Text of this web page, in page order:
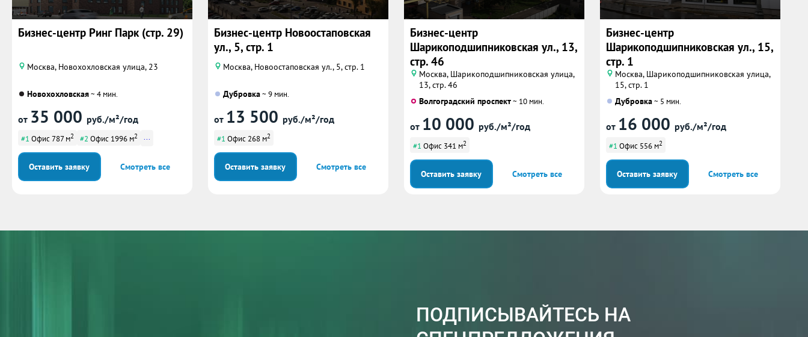
Бизнес-центр Ринг Парк (стр. 29)
Москва, Новохохловская улица, 23
Новохохловская~ 4 мин.
от 35 000 руб./м²/год
#1 Офис 787 м2 #2 Офис 1996 м2 ...
Оставить заявку Смотреть все
Бизнес-центр Новоостаповская
ул., 5, стр. 1
Москва, Новоостаповская ул., 5, стр. 1
Дубровка~ 9 мин.
от 13 500 руб./м²/год
#1 Офис 268 м2
Оставить заявку Смотреть все
Бизнес-центр
Шарикоподшипниковская ул., 13,
стр. 46
Москва, Шарикоподшипниковская улица,
13, стр. 46
Волгоградский проспект~ 10 мин.
от 10 000 руб./м²/год
#1 Офис 341 м2
Оставить заявку Смотреть все
Бизнес-центр
Шарикоподшипниковская ул., 15,
стр. 1
Москва, Шарикоподшипниковская улица,
15, стр. 1
Дубровка~ 5 мин.
от 16 000 руб./м²/год
#1 Офис 556 м2
Оставить заявку Смотреть все
ПОДПИСЫВАЙТЕСЬ НА